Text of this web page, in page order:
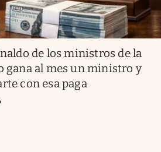
de los ministros de la
gana al mes un ministro y
con esa paga